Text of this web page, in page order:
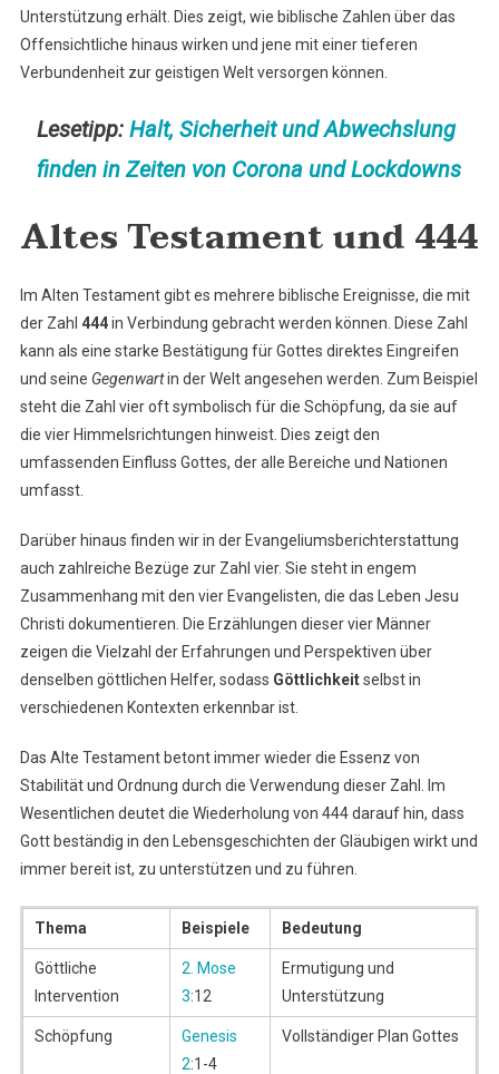
Unterstützung erhält. Dies zeigt, wie biblische Zahlen über das
Offensichtliche hinaus wirken und jene mit einer tieferen
Verbundenheit zur geistigen Welt versorgen können.
Lesetipp: Halt, Sicherheit und Abwechslung
finden in Zeiten von Corona und Lockdowns
Altes Testament und 444
Im Alten Testament gibt es mehrere biblische Ereignisse, die mit
der Zahl 444in Verbindung gebracht werden können. Diese Zahl
kann als eine starke Bestätigung für Gottes direktes Eingreifen
und seine Gegenwartin der Welt angesehen werden. Zum Beispiel
steht die Zahl vier oft symbolisch für die Schöpfung, da sie auf
die vier Himmelsrichtungen hinweist. Dies zeigt den
umfassenden Einfluss Gottes, der alle Bereiche und Nationen
umfasst.
Darüber hinaus finden wir in der Evangeliumsberichterstattung
auch zahlreiche Bezüge zur Zahl vier. Sie steht in engem
Zusammenhang mit den vier Evangelisten, die das Leben Jesu
Christi dokumentieren. Die Erzählungen dieser vier Männer
zeigen die Vielzahl der Erfahrungen und Perspektiven über
denselben göttlichen Helfer, sodass Göttlichkeitselbst in
verschiedenen Kontexten erkennbar ist.
Das Alte Testament betont immer wieder die Essenz von
Stabilität und Ordnung durch die Verwendung dieser Zahl. Im
Wesentlichen deutet die Wiederholung von 444 darauf hin, dass
Gott beständig in den Lebensgeschichten der Gläubigen wirkt und
immer bereit ist, zu unterstützen und zu führen.
Thema Beispiele Bedeutung
Göttliche
Intervention
2. Mose
3:12
Ermutigung und
Unterstützung
Schöpfung
Genesis
2:1-4
Vollständiger Plan Gottes